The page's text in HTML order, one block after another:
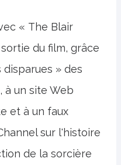
« The Blair
du film, grâce
» des
à un site Web
et à un faux
sur l'histoire
de la sorcière